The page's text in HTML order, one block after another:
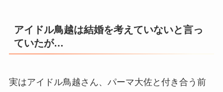
アイドル鳥越は結婚を考えていないと言っ
ていたが…
実はアイドル鳥越さん、パーマ大佐と付き合う前